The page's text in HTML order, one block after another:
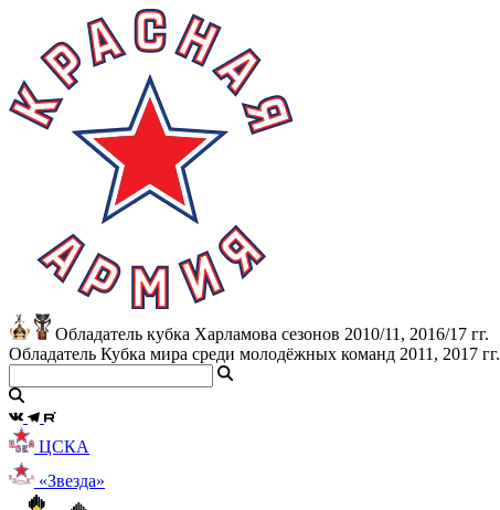
Обладатель кубка Харламова сезонов 2010/11, 2016/17 гг.
Обладатель Кубка мира среди молодёжных команд 2011, 2017 гг.
ЦСКА
«Звезда»